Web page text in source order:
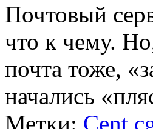
Почтовый
что к чему.
почта тоже,
начались
Метки: Cent